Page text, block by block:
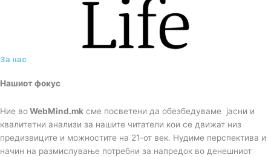
За нас
Нашиот фокус
Ние воWebMind.mk сме посветени да обезбедуваме јасни и
квалитетни анализи за нашите читатели кои се движат низ
предизвиците и можностите на 21-от век. Нудиме перспектива и
начин на размислување потребни за напредок во денешниот